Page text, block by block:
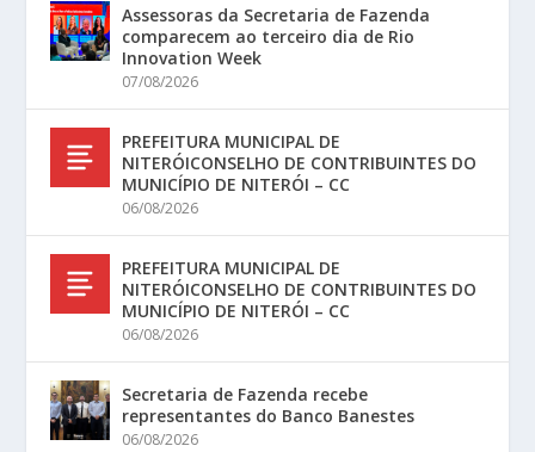
Assessoras da Secretaria de Fazenda
comparecem ao terceiro dia de Rio
Innovation Week
07/08/2026
PREFEITURA MUNICIPAL DE
NITERÓICONSELHO DE CONTRIBUINTES DO
MUNICÍPIO DE NITERÓI – CC
06/08/2026
PREFEITURA MUNICIPAL DE
NITERÓICONSELHO DE CONTRIBUINTES DO
MUNICÍPIO DE NITERÓI – CC
06/08/2026
Secretaria de Fazenda recebe
representantes do Banco Banestes
06/08/2026